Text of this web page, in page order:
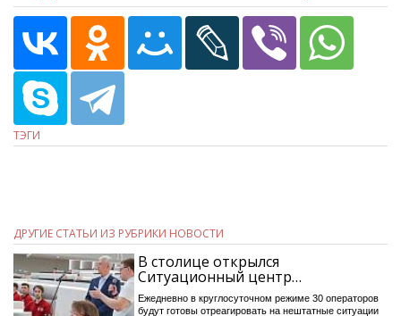
ТЭГИ
ДРУГИЕ СТАТЬИ ИЗ РУБРИКИ НОВОСТИ
В столице открылся
Ситуационный центр…
Ежедневно в круглосуточном режиме 30 операторов
будут готовы отреагировать на нештатные ситуации